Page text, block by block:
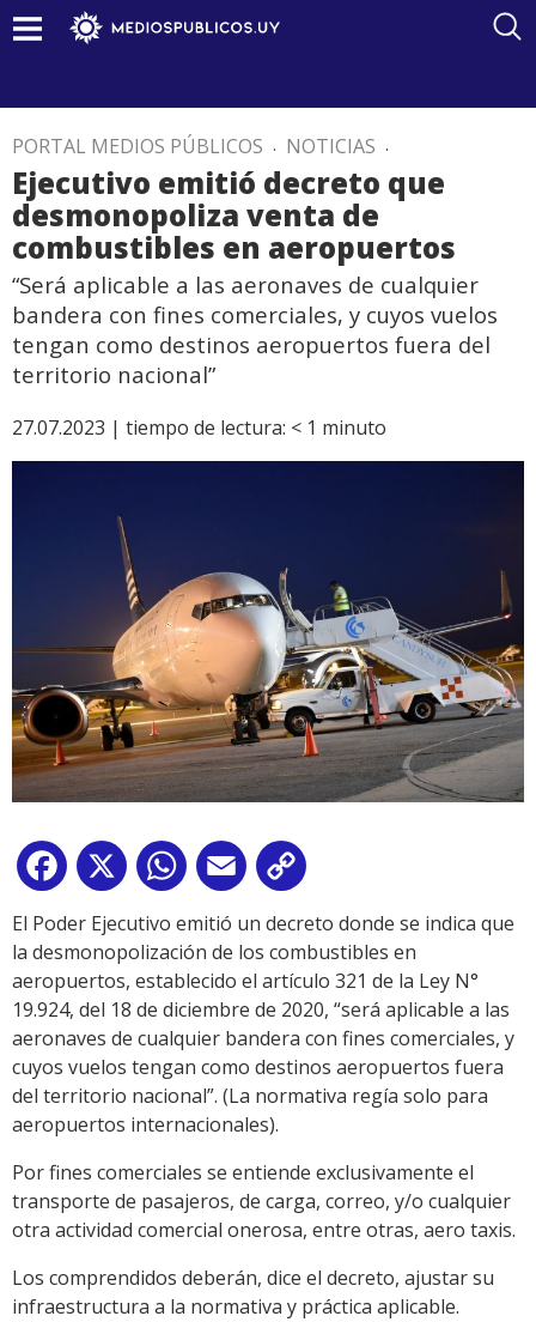
PORTAL MEDIOS PÚBLICOS . NOTICIAS .
Ejecutivo emitió decreto que
desmonopoliza venta de
combustibles en aeropuertos
“Será aplicable a las aeronaves de cualquier
bandera con fines comerciales, y cuyos vuelos
tengan como destinos aeropuertos fuera del
territorio nacional”
27.07.2023 | tiempo de lectura: < 1 minuto
Facebook
X WhatsApp
Email
Link
El Poder Ejecutivo emitió un decreto donde se indica que
la desmonopolización de los combustibles en
aeropuertos, establecido el artículo 321 de la Ley N°
19.924, del 18 de diciembre de 2020, “será aplicable a las
aeronaves de cualquier bandera con fines comerciales, y
cuyos vuelos tengan como destinos aeropuertos fuera
del territorio nacional”. (La normativa regía solo para
aeropuertos internacionales).
Por fines comerciales se entiende exclusivamente el
transporte de pasajeros, de carga, correo, y/o cualquier
otra actividad comercial onerosa, entre otras, aero taxis.
Los comprendidos deberán, dice el decreto, ajustar su
infraestructura a la normativa y práctica aplicable.